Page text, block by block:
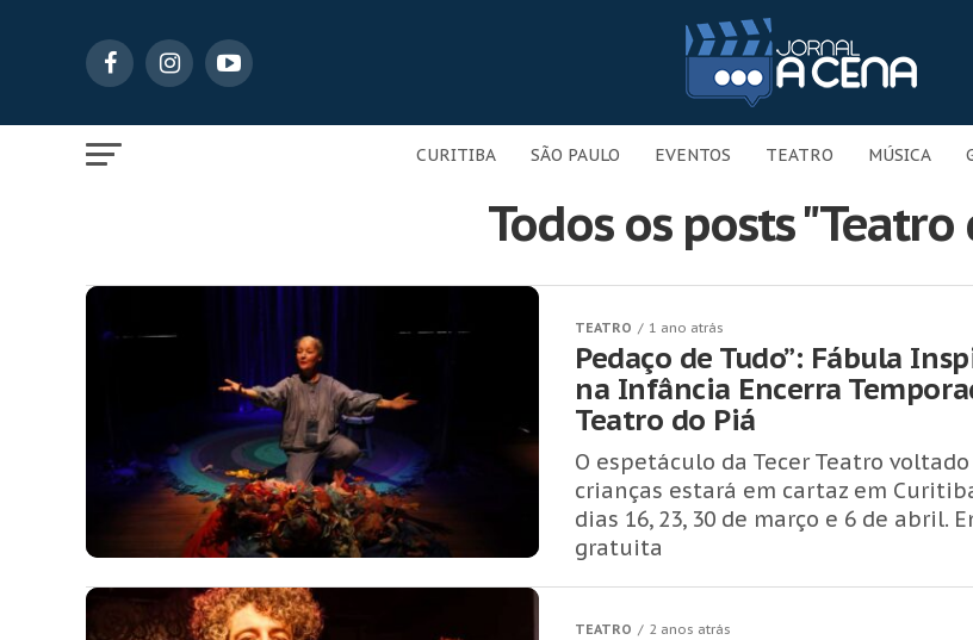
CURITIBA SÃO PAULO EVENTOS TEATRO MÚSICA
Todos os posts "Teatro
TEATRO 1 ano atrás
Pedaço de Tudo”: Fábula
na Infância Encerra
Teatro do Piá
O espetáculo da Tecer Teatro
crianças estará em cartaz em
dias 16, 23, 30 de março e 6 de abril.
gratuita
TEATRO 2 anos atrás